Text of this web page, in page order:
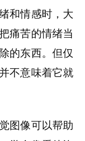
和情感时，大
痛苦的情绪当
的东西。但仅
不意味着它就
图像可以帮助